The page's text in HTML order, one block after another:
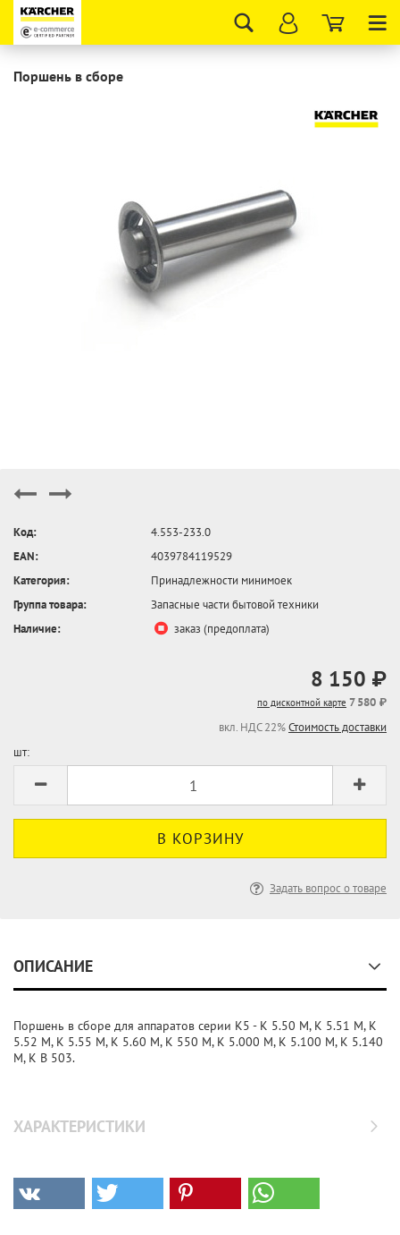
Поршень в сборе
Код:
4.553-233.0
EAN:
4039784119529
Категория:
Принадлежности минимоек
Группа товара:
Запасные части бытовой техники
Наличие:
заказ (предоплата)
8 150 ₽
по дисконтной карте 7 580 ₽
вкл. НДС 22%Стоимость доставки
шт:
Задать вопрос о товаре
ОПИСАНИЕ
Поршень в сборе для аппаратов серии K5 - K 5.50 M, K 5.51 M, K
5.52 M, K 5.55 M, K 5.60 M, K 550 M, K 5.000 M, K 5.100 M, K 5.140
M, K B 503.
ХАРАКТЕРИСТИКИ